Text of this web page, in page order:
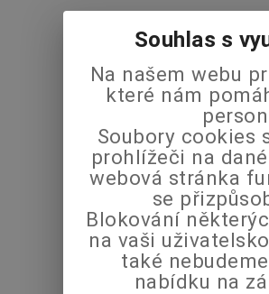
Souhlas s
Na našem webu
které nám
Soubory cookies
prohlížeči na
webová stránka
se
Blokování
na vaši
také
nabídku na